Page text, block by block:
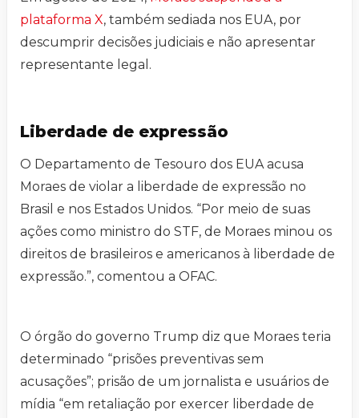
plataforma X, também sediada nos EUA, por
descumprir decisões judiciais e não apresentar
representante legal.
Liberdade de expressão
O Departamento de Tesouro dos EUA acusa
Moraes de violar a liberdade de expressão no
Brasil e nos Estados Unidos. “Por meio de suas
ações como ministro do STF, de Moraes minou os
direitos de brasileiros e americanos à liberdade de
expressão.”, comentou a OFAC.
O órgão do governo Trump diz que Moraes teria
determinado “prisões preventivas sem
acusações”; prisão de um jornalista e usuários de
mídia “em retaliação por exercer liberdade de